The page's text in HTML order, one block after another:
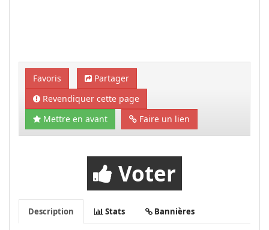
Favoris
Partager
Revendiquer cette page
Mettre en avant
Faire un lien
Voter
Description Stats Bannières